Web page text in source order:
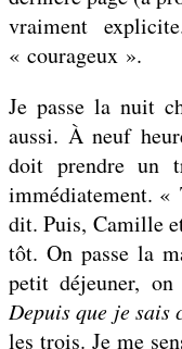
vraiment
« courageux ».
Je passe la nuit
aussi. À neuf
doit prendre un
immédiatement. «
dit. Puis, Camille
tôt. On passe la
petit déjeuner, on
Depuis que je sais
les trois. Je me